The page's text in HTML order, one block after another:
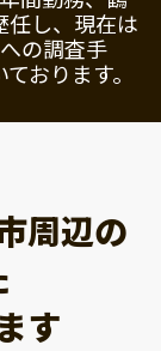
任し、現在は
の調査手
おります。
周辺の
す